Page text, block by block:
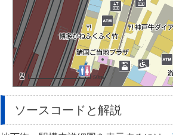
ソースコードと解説